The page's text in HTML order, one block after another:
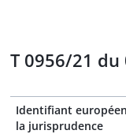
T 0956/21 du
Identifiant
la jurisprudence